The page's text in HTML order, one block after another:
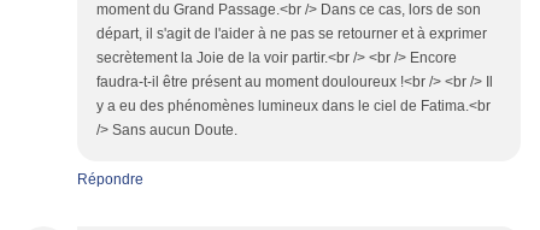
moment du Grand Passage.<br /> Dans ce cas, lors de son
départ, il s'agit de l'aider à ne pas se retourner et à exprimer
secrètement la Joie de la voir partir.<br /> <br /> Encore
faudra-t-il être présent au moment douloureux !<br /> <br /> Il
y a eu des phénomènes lumineux dans le ciel de Fatima.<br
/> Sans aucun Doute.
Répondre